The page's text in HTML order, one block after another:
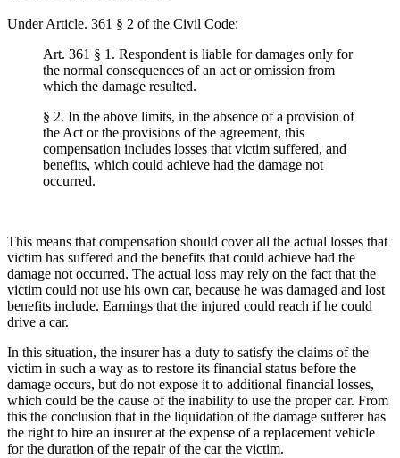
Under Article. 361 § 2 of the Civil Code:
Art. 361 § 1. Respondent is liable for damages only for
the normal consequences of an act or omission from
which the damage resulted.
§ 2. In the above limits, in the absence of a provision of
the Act or the provisions of the agreement, this
compensation includes losses that victim suffered, and
benefits, which could achieve had the damage not
occurred.
This means that compensation should cover all the actual losses that
victim has suffered and the benefits that could achieve had the
damage not occurred. The actual loss may rely on the fact that the
victim could not use his own car, because he was damaged and lost
benefits include. Earnings that the injured could reach if he could
drive a car.
In this situation, the insurer has a duty to satisfy the claims of the
victim in such a way as to restore its financial status before the
damage occurs, but do not expose it to additional financial losses,
which could be the cause of the inability to use the proper car. From
this the conclusion that in the liquidation of the damage sufferer has
the right to hire an insurer at the expense of a replacement vehicle
for the duration of the repair of the car the victim.